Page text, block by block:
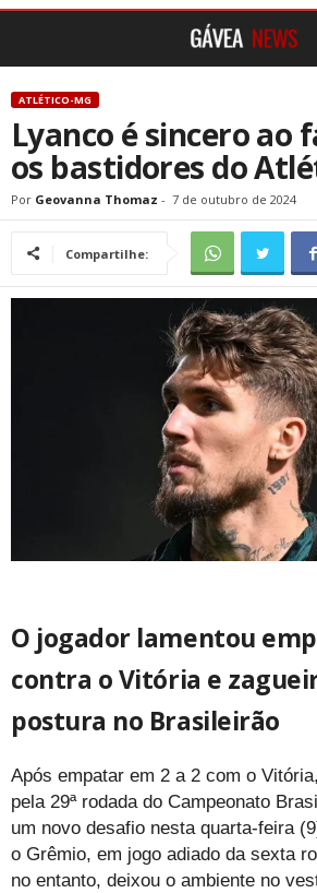
ATLÉTICO-MG
Lyanco é sincero ao
os bastidores do
Por Geovanna Thomaz - 7 de outubro de 2024
Compartilhe:
O jogador lamentou
contra o Vitória e
postura no Brasileirão
Após empatar em 2 a 2 com o
pela 29ª rodada do Campeonato
um novo desafio nesta quarta-feira
o Grêmio, em jogo adiado da sexta
no entanto, deixou o ambiente no